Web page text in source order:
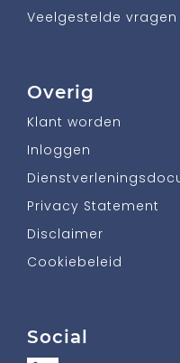
Veelgestelde vragen
Overig
Klant worden
Inloggen
Privacy Statement
Disclaimer
Cookiebeleid
Social